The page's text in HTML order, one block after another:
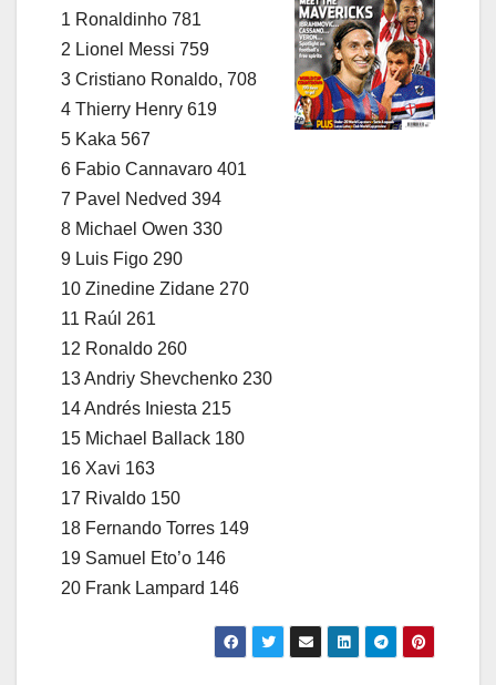
1 Ronaldinho 781
2 Lionel Messi 759
3 Cristiano Ronaldo, 708
4 Thierry Henry 619
5 Kaka 567
6 Fabio Cannavaro 401
7 Pavel Nedved 394
8 Michael Owen 330
9 Luis Figo 290
10 Zinedine Zidane 270
11 Raúl 261
12 Ronaldo 260
13 Andriy Shevchenko 230
14 Andrés Iniesta 215
15 Michael Ballack 180
16 Xavi 163
17 Rivaldo 150
18 Fernando Torres 149
19 Samuel Eto’o 146
20 Frank Lampard 146